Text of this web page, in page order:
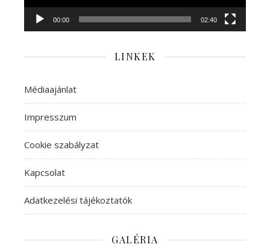
00:00 02:40
LINKEK
Médiaajánlat
Impresszum
Cookie szabályzat
Kapcsolat
Adatkezelési tájékoztatók
GALÉRIA